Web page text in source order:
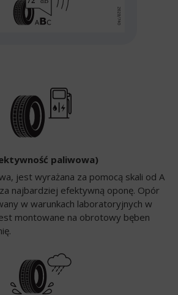
paliwowa)
jest wyrażana za pomocą skali od A
najbardziej efektywną oponę. Opór
w warunkach laboratoryjnych w
montowane na obrotowy bęben